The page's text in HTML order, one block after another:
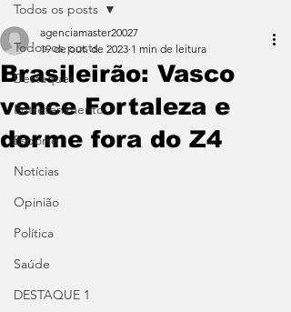
Todos os posts
Destaques
Entretenimento
Esporte
Notícias
Opinião
Política
Saúde
DESTAQUE 1
Todos os posts
Brasileirão: Vasco
vence Fortaleza e
dorme fora do Z4
agenciamaster20027
19 de out. de 2023 1 min de leitura